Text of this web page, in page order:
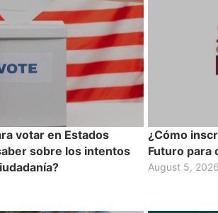
votar en Estados
sobre los intentos
¿Cómo
Futuro para
August 5, 2026